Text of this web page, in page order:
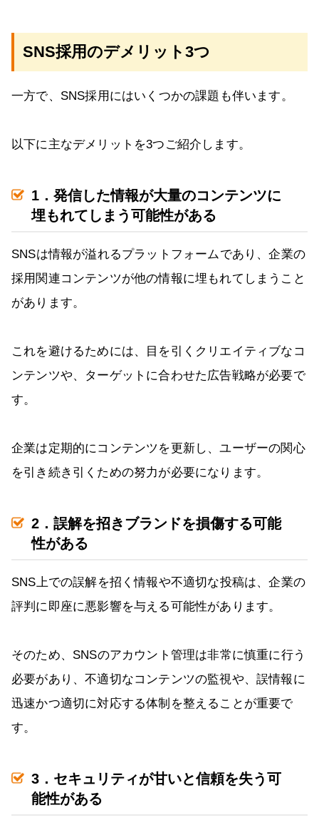
SNS採用のデメリット3つ
一方で、SNS採用にはいくつかの課題も伴います。
以下に主なデメリットを3つご紹介します。
1．発信した情報が大量のコンテンツに
埋もれてしまう可能性がある
SNSは情報が溢れるプラットフォームであり、企業の
採用関連コンテンツが他の情報に埋もれてしまうこと
があります。
これを避けるためには、目を引くクリエイティブなコ
ンテンツや、ターゲットに合わせた広告戦略が必要で
す。
企業は定期的にコンテンツを更新し、ユーザーの関心
を引き続き引くための努力が必要になります。
2．誤解を招きブランドを損傷する可能
性がある
SNS上での誤解を招く情報や不適切な投稿は、企業の
評判に即座に悪影響を与える可能性があります。
そのため、SNSのアカウント管理は非常に慎重に行う
必要があり、不適切なコンテンツの監視や、誤情報に
迅速かつ適切に対応する体制を整えることが重要で
す。
3．セキュリティが甘いと信頼を失う可
能性がある